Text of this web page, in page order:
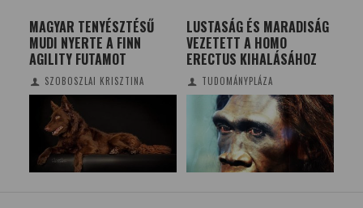
MAGYAR TENYÉSZTÉSŰ
MUDI NYERTE A FINN
AGILITY FUTAMOT
SZOBOSZLAI KRISZTINA
LUSTASÁG ÉS MARADISÁG
VEZETETT A HOMO
ERECTUS KIHALÁSÁHOZ
TUDOMÁNYPLÁZA